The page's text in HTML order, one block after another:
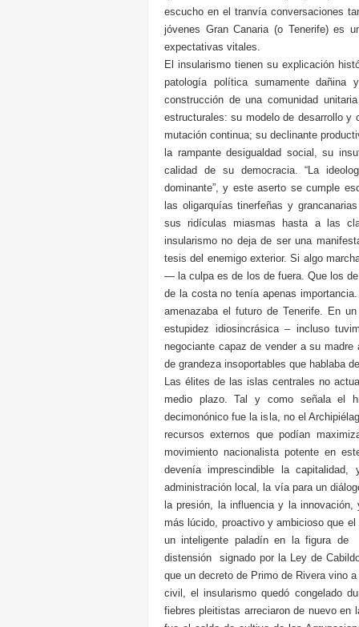
escucho en el tranvía conversaciones
jóvenes Gran Canaria (o Tenerife) es
expectativas vitales.
El insularismo tienen su explicación
patología política sumamente
construcción de una comunidad
estructurales: su modelo de desarrollo y
mutación continua; su declinante
la rampante desigualdad social, su
calidad de su democracia. “La
dominante”, y este aserto se cumple
las oligarquías tinerfeñas y
sus ridículas miasmas hasta a las
insularismo no deja de ser una
tesis del enemigo exterior. Si algo
— la culpa es de los de fuera. Que los
de la costa no tenía apenas
amenazaba el futuro de Tenerife. En
estupidez idiosincrásica – incluso
negociante capaz de vender a su
de grandeza insoportables que hablaba
Las élites de las islas centrales no
medio plazo. Tal y como señala el
decimonónico fue la isla, no el
recursos externos que podían
movimiento nacionalista potente en
devenía imprescindible la
administración local, la vía para un
la presión, la influencia y la
más lúcido, proactivo y ambicioso que
un inteligente paladín en la figura de
distensión signado por la Ley de
que un decreto de Primo de Rivera vino
civil, el insularismo quedó congelado
fiebres pleitistas arreciaron de nuevo en